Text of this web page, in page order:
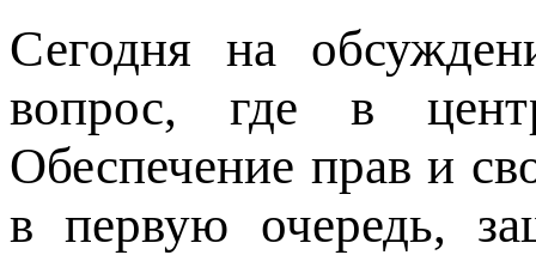
Сегодня на
вопрос, где в
Обеспечение прав и
в первую очередь,